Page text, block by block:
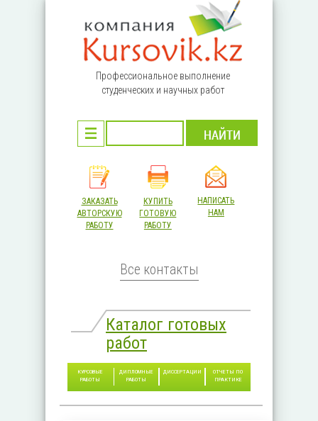
Профессиональное выполнение
студенческих и научных работ
ЗАКАЗАТЬ
АВТОРСКУЮ
РАБОТУ
КУПИТЬ
ГОТОВУЮ
РАБОТУ
НАПИСАТЬ
НАМ
Все контакты
Каталог готовых
работ
КУРСОВЫЕ
РАБОТЫ
ДИПЛОМНЫЕ
РАБОТЫ
ДИССЕРТАЦИИ
ОТЧЕТЫ ПО
ПРАКТИКЕ